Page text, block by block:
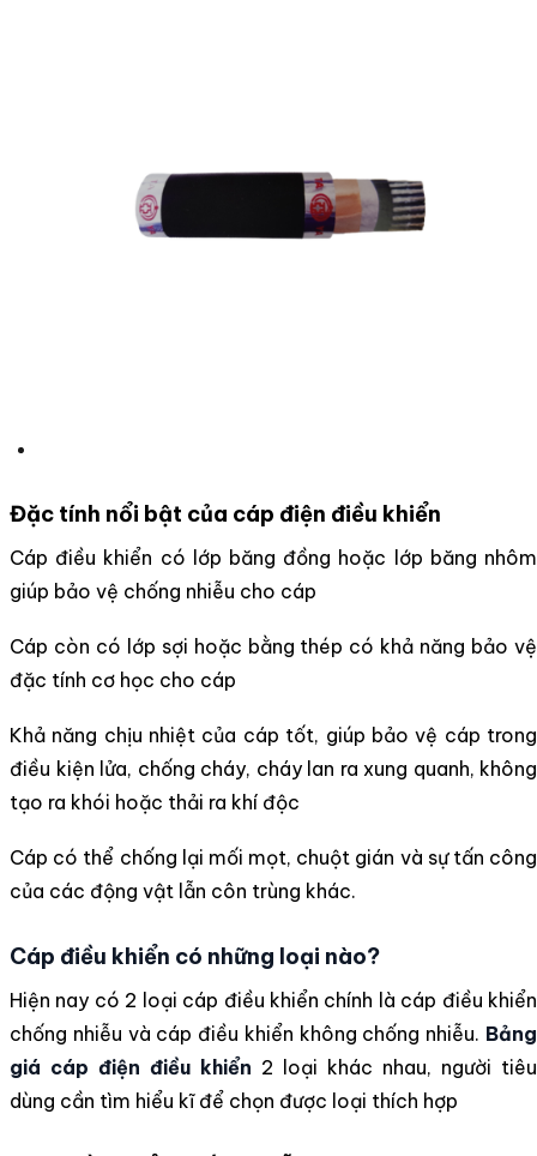
Đặc tính nổi bật của cáp điện điều khiển
Cáp điều khiển có lớp băng đồng hoặc lớp băng nhôm
giúp bảo vệ chống nhiễu cho cáp
Cáp còn có lớp sợi hoặc bằng thép có khả năng bảo vệ
đặc tính cơ học cho cáp
Khả năng chịu nhiệt của cáp tốt, giúp bảo vệ cáp trong
điều kiện lửa, chống cháy, cháy lan ra xung quanh, không
tạo ra khói hoặc thải ra khí độc
Cáp có thể chống lại mối mọt, chuột gián và sự tấn công
của các động vật lẫn côn trùng khác.
Cáp điều khiển có những loại nào?
Hiện nay có 2 loại cáp điều khiển chính là cáp điều khiển
chống nhiễu và cáp điều khiển không chống nhiễu. Bảng
giá cáp điện điều khiển 2 loại khác nhau, người tiêu
dùng cần tìm hiểu kĩ để chọn được loại thích hợp